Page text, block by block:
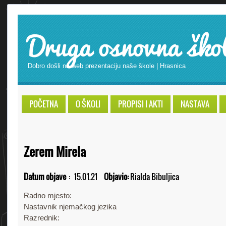
Druga osnovna
Dobro došli na web prezentaciju naše škole | Hrasnica
POČETNA O ŠKOLI PROPISI I AKTI NASTAVA
Zerem Mirela
Datum objave : 15.01.21 Objavio:Rialda Bibuljica
Radno mjesto:
Nastavnik njemačkog jezika
Razrednik: